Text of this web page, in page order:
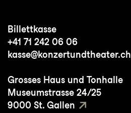
Billettkasse
+41 71 242 06 06
kasse@konzertundtheater.ch
Grosses Haus und Tonhalle
Museumstrasse 24/25
9000 St. Gallen